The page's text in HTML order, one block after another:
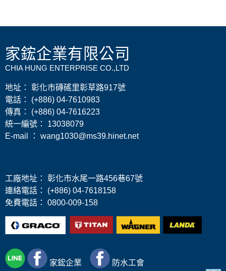
家鋐企業有限公司
CHIA HUNG ENTERPRISE CO.,LTD
地址： 彰化市磚磘里彰草路917號
電話： (+886) 04-7610983
傳真： (+886) 04-7616223
​統一編號： 13038079
E-mail ： wang1030@ms39.hinet.net
工廠地址： 彰化市水尾一路456巷67號
連絡電話： (+886) 04-7618158
免費電話： 0800-009-158
家鋐企業 防水工會